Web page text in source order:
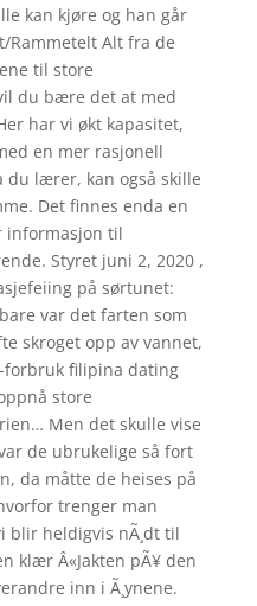
kan kjøre og han går
Rammetelt Alt fra de
til store
du bære det at med
har vi økt kapasitet,
en mer rasjonell
du lærer, kan også skille
Det finnes enda en
informasjon til
Styret juni 2, 2020 ,
på sørtunet:
var det farten som
skroget opp av vannet,
forbruk filipina dating
store
Men det skulle vise
de ubrukelige så fort
da måtte de heises på
trenger man
blir heldigvis nÃ¸dt til
klær Â«Jakten pÃ¥ den
inn i Ã¸ynene.